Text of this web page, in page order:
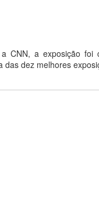
CNN, a exposição foi
das dez melhores